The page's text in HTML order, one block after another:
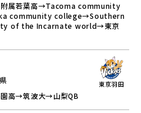
属若葉高→Tacoma community
community college→Southern
of the Incarnate world→東京
東京羽田
高→筑波大→山梨QB